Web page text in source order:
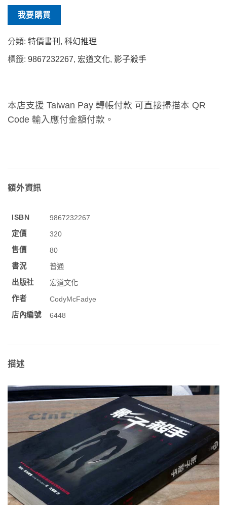
我要購買
分類: 特價書刊 , 科幻推理
標籤: 9867232267, 宏道文化, 影子殺手
本店支援 Taiwan Pay 轉帳付款 可直接掃描本 QR
Code 輸入應付金額付款。
額外資訊
ISBN
9867232267
定價
320
售價
80
書況
普通
出版社
宏道文化
作者
CodyMcFadye
店內編號
6448
描述